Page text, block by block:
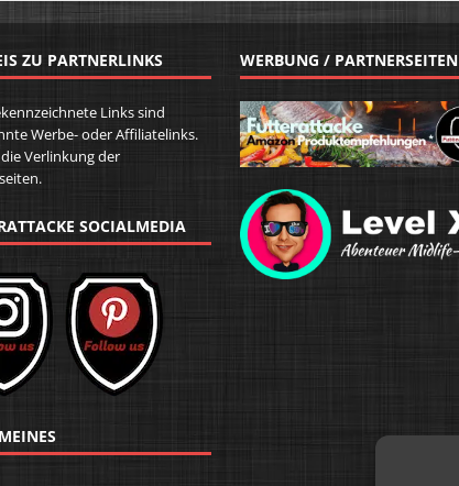
ZU PARTNERLINKS
Links sind
Werbe- oder Affiliatelinks.
Verlinkung der
SOCIALMEDIA
WERBUNG / PARTNERSEITEN